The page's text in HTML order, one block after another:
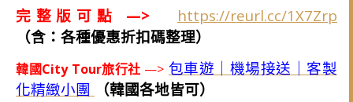
完整版可點 —>
https://reurl.cc/1X7Zrp
（含：各種優惠折扣碼整理）
韓國City Tour旅行社 —> 包車遊｜機場接送｜客製
化精緻小團
（韓國各地皆可）